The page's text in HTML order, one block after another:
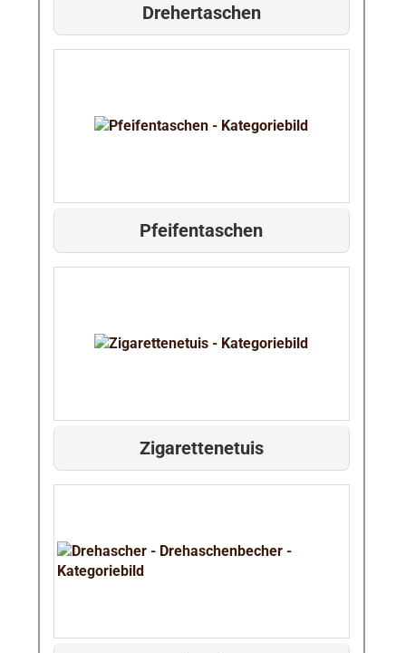
Drehertaschen
Pfeifentaschen
Zigarettenetuis